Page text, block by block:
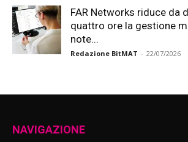
FAR Networks riduce da
quattro ore la gestione
note...
Redazione BitMAT - 22/07/2026
NAVIGAZIONE